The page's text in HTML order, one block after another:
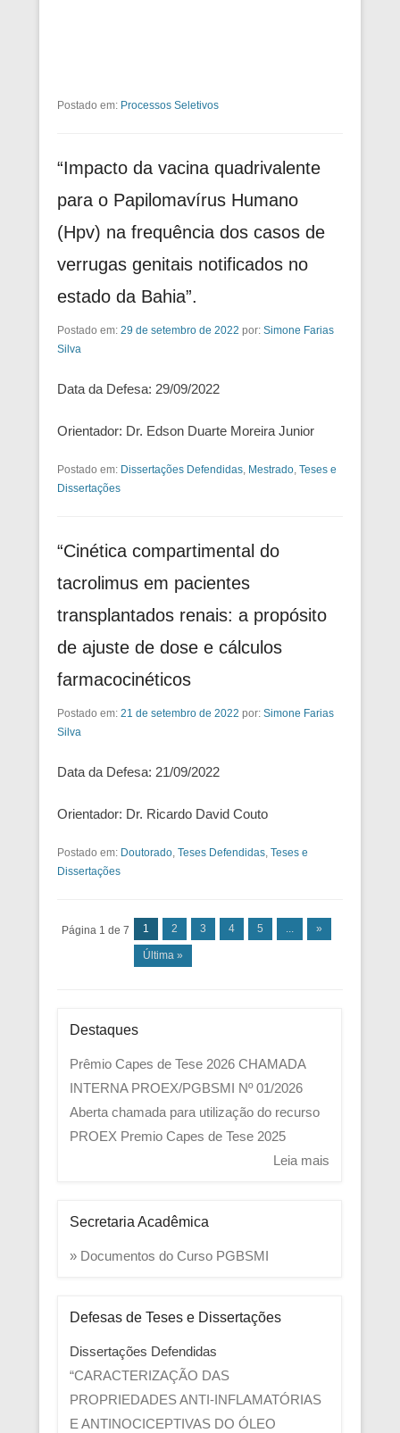
Postado em: Processos Seletivos
“Impacto da vacina quadrivalente
para o Papilomavírus Humano
(Hpv) na frequência dos casos de
verrugas genitais notificados no
estado da Bahia”.
Postado em: 29 de setembro de 2022 por: Simone Farias
Silva
Data da Defesa: 29/09/2022
Orientador: Dr. Edson Duarte Moreira Junior
Postado em: Dissertações Defendidas, Mestrado, Teses e
Dissertações
“Cinética compartimental do
tacrolimus em pacientes
transplantados renais: a propósito
de ajuste de dose e cálculos
farmacocinéticos
Postado em: 21 de setembro de 2022 por: Simone Farias
Silva
Data da Defesa: 21/09/2022
Orientador: Dr. Ricardo David Couto
Postado em: Doutorado, Teses Defendidas, Teses e
Dissertações
Navegação das Postagens
Página 1 de 7 1 2 3 4 5 ... »
Última »
Destaques
Prêmio Capes de Tese 2026 CHAMADA
INTERNA PROEX/PGBSMI Nº 01/2026
Aberta chamada para utilização do recurso
PROEX Premio Capes de Tese 2025
Leia mais
Secretaria Acadêmica
» Documentos do Curso PGBSMI
Defesas de Teses e Dissertações
Dissertações Defendidas
“CARACTERIZAÇÃO DAS
PROPRIEDADES ANTI-INFLAMATÓRIAS
E ANTINOCICEPTIVAS DO ÓLEO